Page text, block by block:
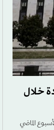
خلال
الماضي